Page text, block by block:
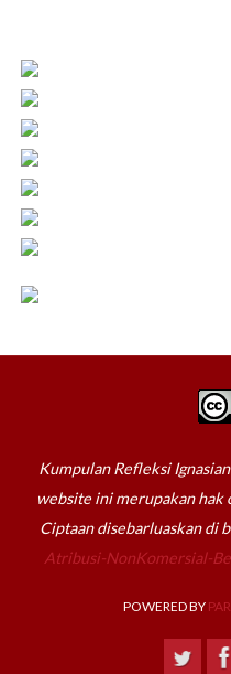
Kumpulan Refleksi
website ini merupakan hak
Ciptaan disebarluaskan di
Atribusi-NonKomersial-
POWERED BY